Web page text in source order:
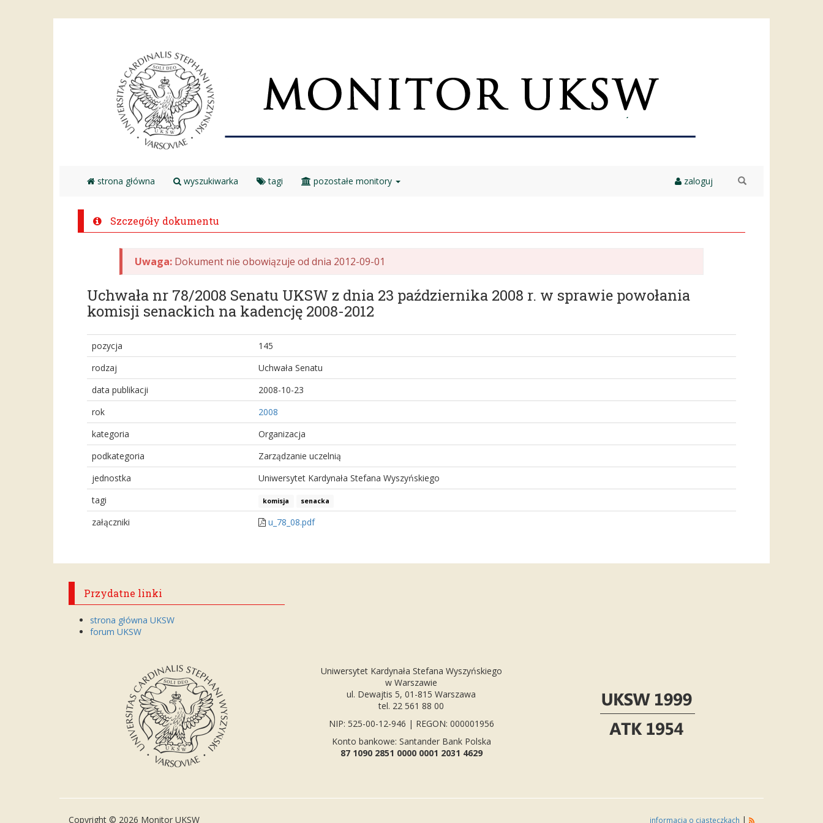
strona główna wyszukiwarka tagi pozostałe monitory zaloguj
Szczegóły dokumentu
Uwaga: Dokument nie obowiązuje od dnia 2012-09-01
Uchwała nr 78/2008 Senatu UKSW z dnia 23 października 2008 r. w sprawie powołania
komisji senackich na kadencję 2008-2012
pozycja
145
rodzaj
Uchwała Senatu
data publikacji
2008-10-23
rok
2008
kategoria
Organizacja
podkategoria
Zarządzanie uczelnią
jednostka
Uniwersytet Kardynała Stefana Wyszyńskiego
tagi
komisja senacka
załączniki u_78_08.pdf
Przydatne linki
strona główna UKSW
forum UKSW
Uniwersytet Kardynała Stefana Wyszyńskiego
w Warszawie
ul. Dewajtis 5, 01-815 Warszawa
tel. 22 561 88 00
NIP: 525-00-12-946 | REGON: 000001956
Konto bankowe: Santander Bank Polska
87 1090 2851 0000 0001 2031 4629
Copyright © 2026 Monitor UKSW informacja o ciasteczkach |